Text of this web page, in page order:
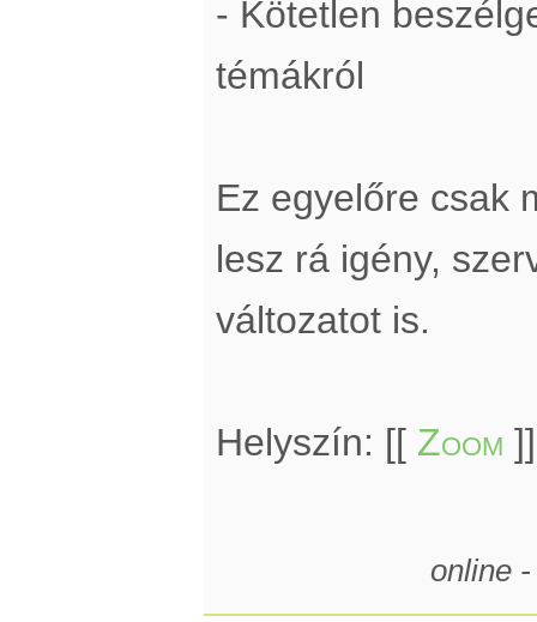
- Kötetlen
témákról
Ez egyelőre csak
lesz rá igény,
változatot is.
Helyszín: [[ Zoom ]]
online